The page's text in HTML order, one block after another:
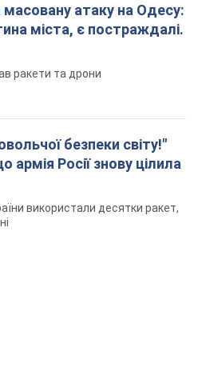
масовану атаку на Одесу:
міста, є постраждалі.
ракети та дрони
безпеки світу!"
армія Росії знову цілила
використали десятки ракет,